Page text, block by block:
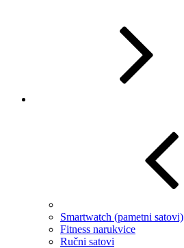
Smartwatch (pametni satovi)
Fitness narukvice
Ručni satovi